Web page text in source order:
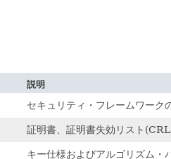
説明
セキュリティ・フレームワーク
証明書、証明書失効リスト
キー仕様およびアルゴリズム・